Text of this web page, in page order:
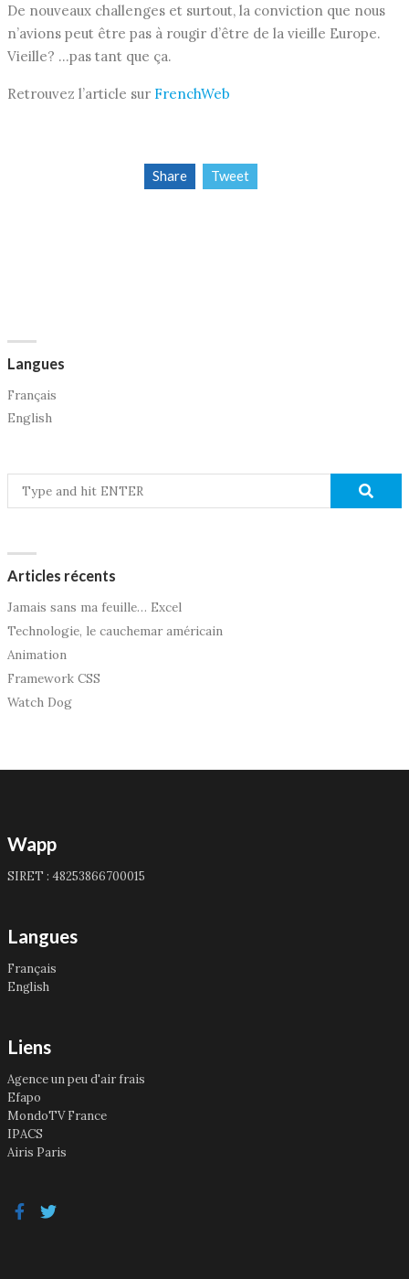
De nouveaux challenges et surtout, la conviction que nous
n’avions peut être pas à rougir d’être de la vieille Europe.
Vieille? …pas tant que ça.
Retrouvez l’article sur FrenchWeb
Share Tweet
Langues
Français
English
Articles récents
Jamais sans ma feuille… Excel
Technologie, le cauchemar américain
Animation
Framework CSS
Watch Dog
Wapp
SIRET : 48253866700015
Langues
Français
English
Liens
Agence un peu d'air frais
Efapo
MondoTV France
IPACS
Airis Paris